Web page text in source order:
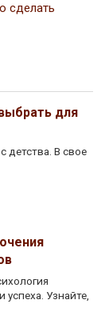
сделать
для
детства. В свое
Узнайте,